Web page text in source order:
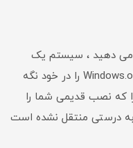
می دهید ، سیستم یک
نسخه از فایل های قبلی شما به نام Windows.old را در خود نگه
که نصب قدیمی شما را
درستی منتقل نشده است